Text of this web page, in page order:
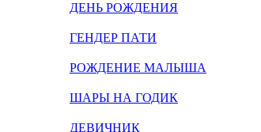
ДЕНЬ РОЖДЕНИЯ
ГЕНДЕР ПАТИ
РОЖДЕНИЕ МАЛЫША
ШАРЫ НА ГОДИК
ДЕВИЧНИК